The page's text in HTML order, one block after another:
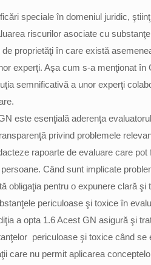
speciale în domeniul juridic,
riscurilor asociate cu
proprietăţi în care există
experţi. Aşa cum s-a menţionat în
semnificativă a unor experţi
este esenţială aderenţa
privind problemele
rapoarte de evaluare care
Când sunt implicate
obligaţia pentru o expunere clară şi
periculoase şi toxice în
a opta 1.6 Acest GN asigură şi
periculoase şi toxice când se
care nu permit aplicarea